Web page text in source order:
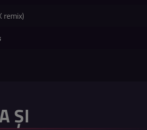
remix)
ȘI